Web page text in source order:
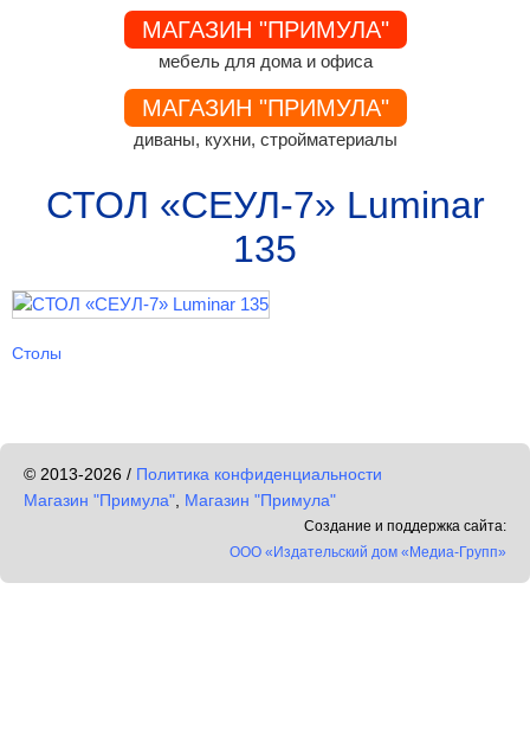
МАГАЗИН "ПРИМУЛА"
мебель для дома и офиса
МАГАЗИН "ПРИМУЛА"
диваны, кухни, стройматериалы
СТОЛ «СЕУЛ-7» Luminar
135
Столы
© 2013-2026 / Политика конфиденциальности
Магазин "Примула" Магазин "Примула"
Создание и поддержка сайта:
ООО «Издательский дом «Медиа-Групп»